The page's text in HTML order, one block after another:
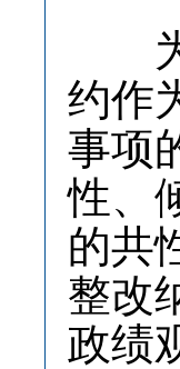
为
约作
事项
性、
的共
整改
政绩